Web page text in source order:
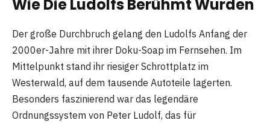
Wie Die Ludolfs Berühmt Wurden
Der große Durchbruch gelang den Ludolfs Anfang der
2000er-Jahre mit ihrer Doku-Soap im Fernsehen. Im
Mittelpunkt stand ihr riesiger Schrottplatz im
Westerwald, auf dem tausende Autoteile lagerten.
Besonders faszinierend war das legendäre
Ordnungssystem von Peter Ludolf, das für